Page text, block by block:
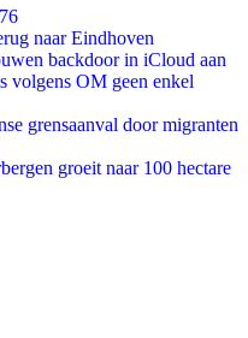
naar Eindhoven
backdoor in iCloud aan
volgens OM geen enkel
grensaanval door migranten
groeit naar 100 hectare